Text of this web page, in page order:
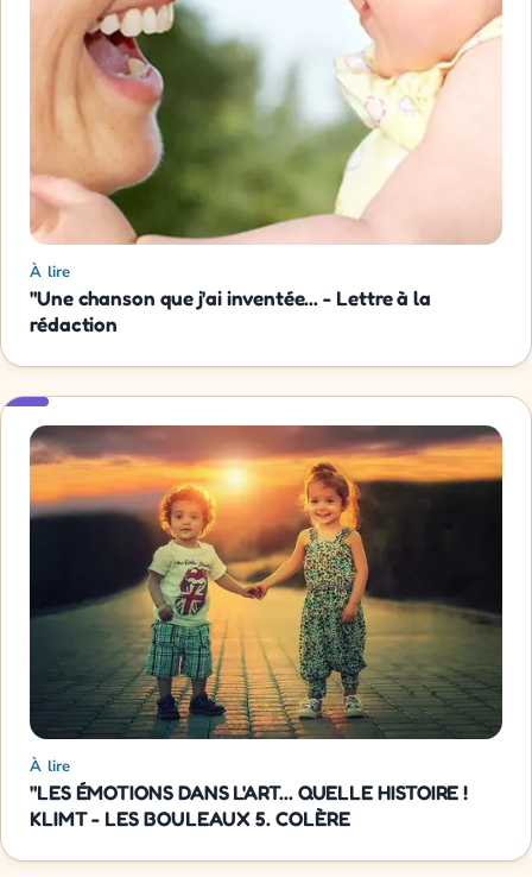
À lire
"Une chanson que j'ai inventée... - Lettre à la
rédaction
À lire
"LES ÉMOTIONS DANS L'ART... QUELLE HISTOIRE !
KLIMT - LES BOULEAUX 5. COLÈRE